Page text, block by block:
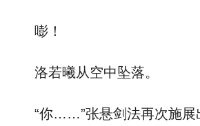
嘭！
洛若曦从空中坠落。
“你……”张悬剑法再次施展